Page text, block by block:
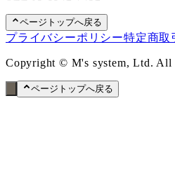
ページトップへ戻る
プライバシーポリシー特定商取
Copyright © M's system, Ltd. All
ページトップへ戻る